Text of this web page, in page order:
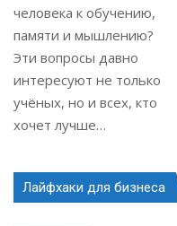
человека к обучению,
памяти и мышлению?
Эти вопросы давно
интересуют не только
учёных, но и всех, кто
хочет лучше…
Лайфхаки для бизнеса